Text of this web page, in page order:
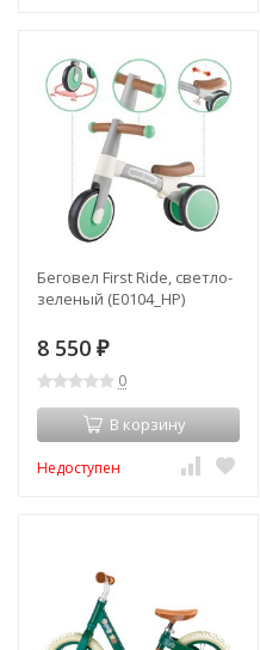
Беговел First Ride, светло-
зеленый (E0104_HP)
8 550 ₽
0
В корзину
Недоступен